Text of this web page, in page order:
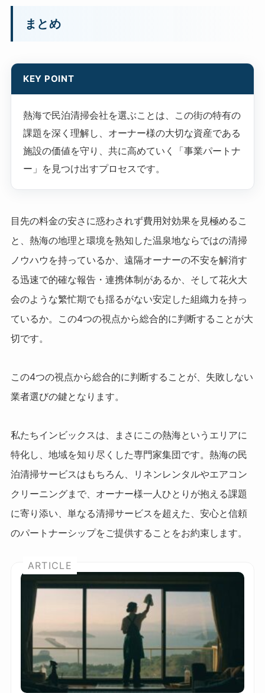
まとめ
KEY POINT
熱海で民泊清掃会社を選ぶことは、この街の特有の
課題を深く理解し、オーナー様の大切な資産である
施設の価値を守り、共に高めていく「事業パートナ
ー」を見つけ出すプロセスです。
目先の料金の安さに惑わされず費用対効果を見極めるこ
と、熱海の地理と環境を熟知した温泉地ならではの清掃
ノウハウを持っているか、遠隔オーナーの不安を解消す
る迅速で的確な報告・連携体制があるか、そして花火大
会のような繁忙期でも揺るがない安定した組織力を持っ
ているか。この4つの視点から総合的に判断することが大
切です。
この4つの視点から総合的に判断することが、失敗しない
業者選びの鍵となります。
私たちインビックスは、まさにこの熱海というエリアに
特化し、地域を知り尽くした専門家集団です。熱海の民
泊清掃サービスはもちろん、リネンレンタルやエアコン
クリーニングまで、オーナー様一人ひとりが抱える課題
に寄り添い、単なる清掃サービスを超えた、安心と信頼
のパートナーシップをご提供することをお約束します。